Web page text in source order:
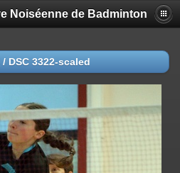
Noiséenne de Badminton
/ DSC 3322-scaled